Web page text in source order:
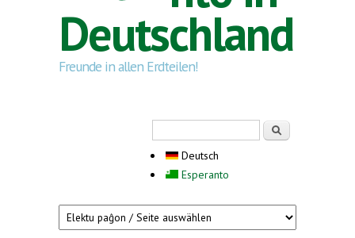
Deutschland
Freunde in allen Erdteilen!
Deutsch
Esperanto